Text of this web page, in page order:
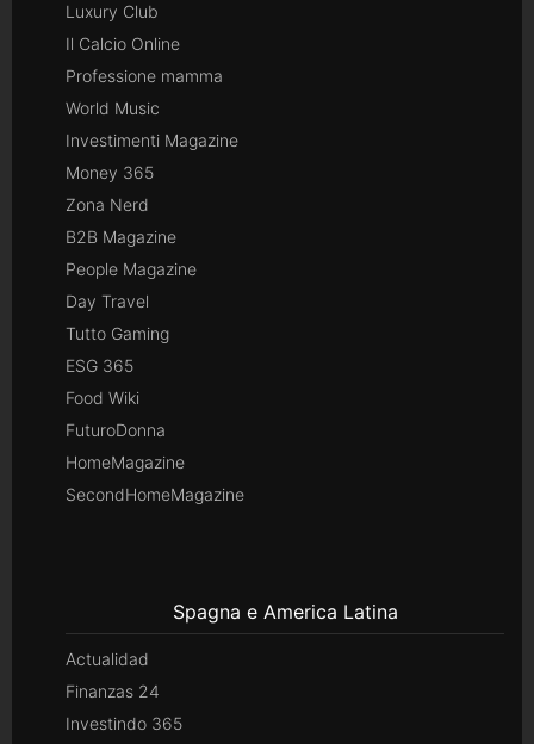
Luxury Club
Il Calcio Online
Professione mamma
World Music
Investimenti Magazine
Money 365
Zona Nerd
B2B Magazine
People Magazine
Day Travel
Tutto Gaming
ESG 365
Food Wiki
FuturoDonna
HomeMagazine
SecondHomeMagazine
Spagna e America Latina
Actualidad
Finanzas 24
Investindo 365